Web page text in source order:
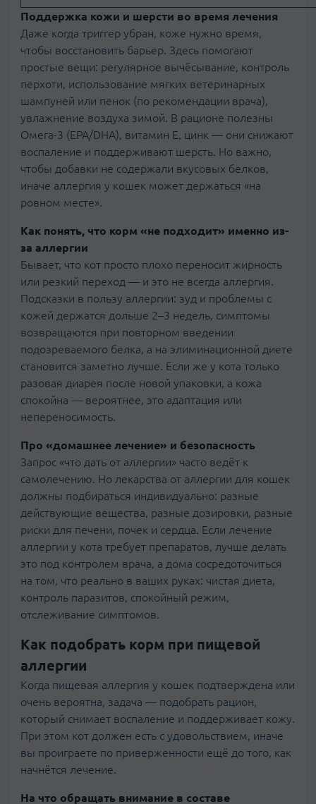
Поддержка кожи и шерсти во время лечения
Даже когда триггер убран, коже нужно время,
чтобы восстановить барьер. Здесь помогают
простые вещи: регулярное вычёсывание, контроль
перхоти, использование мягких ветеринарных
шампуней или пенок (по рекомендации врача),
увлажнение воздуха зимой. В рационе полезны
Омега-3 (EPA/DHA), витамин Е, цинк — они снижают
воспаление и поддерживают шерсть. Но важно,
чтобы добавки не содержали вкусовых белков,
иначе аллергия у кошек может держаться «на
ровном месте».
Как понять, что корм «не подходит» именно из-
за аллергии
Бывает, что кот просто плохо переносит жирность
или резкий переход — и это не всегда аллергия.
Подсказки в пользу аллергии: зуд и проблемы с
кожей держатся дольше 2–3 недель, симптомы
возвращаются при повторном введении
подозреваемого белка, а на элиминационной диете
становится заметно лучше. Если же у кота только
разовая диарея после новой упаковки, а кожа
спокойна — вероятнее, это адаптация или
непереносимость.
Про «домашнее лечение» и безопасность
Запрос «что дать от аллергии» часто ведёт к
самолечению. Но лекарства от аллергии для кошек
должны подбираться индивидуально: разные
действующие вещества, разные дозировки, разные
риски для печени, почек и сердца. Если лечение
аллергии у кота требует препаратов, лучше делать
это под контролем врача, а дома сосредоточиться
на том, что реально в ваших руках: чистая диета,
контроль паразитов, спокойный режим,
отслеживание симптомов.
Как подобрать корм при пищевой
аллергии
Когда пищевая аллергия у кошек подтверждена или
очень вероятна, задача — подобрать рацион,
который снимает воспаление и поддерживает кожу.
При этом кот должен есть с удовольствием, иначе
вы проиграете по приверженности ещё до того, как
начнётся лечение.
На что обращать внимание в составе